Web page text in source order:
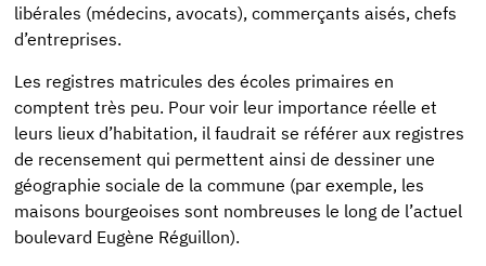
libérales (médecins, avocats), commerçants aisés, chefs
d’entreprises.
Les registres matricules des écoles primaires en
comptent très peu. Pour voir leur importance réelle et
leurs lieux d’habitation, il faudrait se référer aux registres
de recensement qui permettent ainsi de dessiner une
géographie sociale de la commune (par exemple, les
maisons bourgeoises sont nombreuses le long de l’actuel
boulevard Eugène Réguillon).